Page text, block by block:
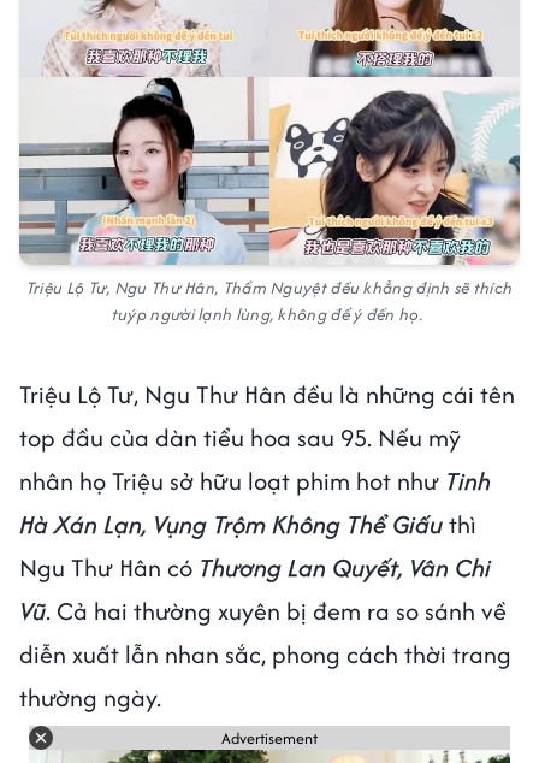
Triệu Lộ Tư, Ngu Thư Hân, Thẩm Nguyệt đều khẳng định sẽ thích
tuýp người lạnh lùng, không để ý đến họ.
Triệu Lộ Tư, Ngu Thư Hân đều là những cái tên
top đầu của dàn tiểu hoa sau 95. Nếu mỹ
nhân họ Triệu sở hữu loạt phim hot như Tinh
Hà Xán Lạn, Vụng Trộm Không Thể Giấuthì
Ngu Thư Hân có Thương Lan Quyết, Vân Chi
Vũ. Cả hai thường xuyên bị đem ra so sánh về
diễn xuất lẫn nhan sắc, phong cách thời trang
thường ngày.
Advertisement